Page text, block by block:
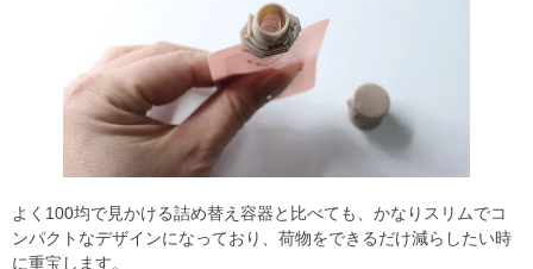
よく100均で見かける詰め替え容器と比べても、かなりスリムでコ
ンパクトなデザインになっており、荷物をできるだけ減らしたい時
に重宝します。